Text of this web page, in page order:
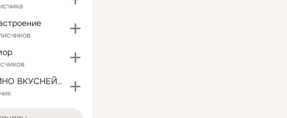
НЕОБЫЧАЙНО ВКУСНЕЙШИЕ БЛЮДА